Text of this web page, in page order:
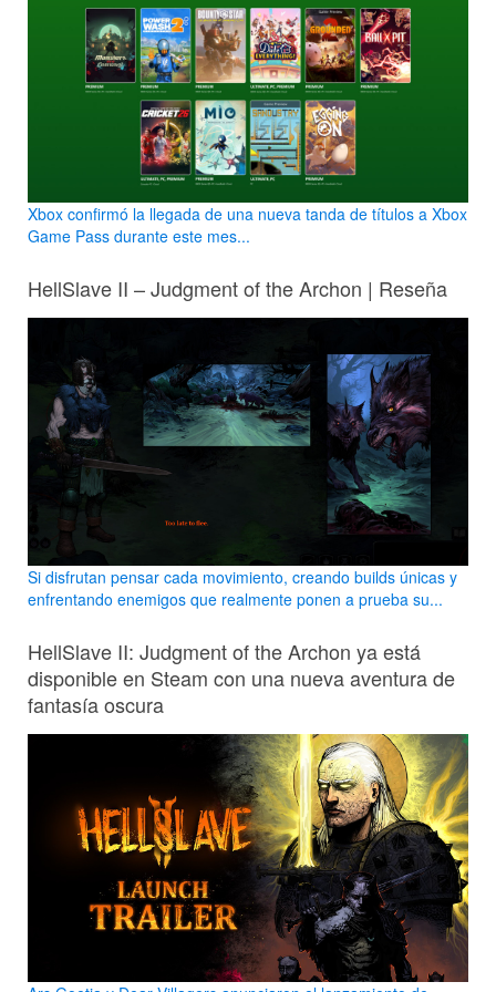
Xbox confirmó la llegada de una nueva tanda de títulos a Xbox
Game Pass durante este mes...
HellSlave II – Judgment of the Archon | Reseña
Si disfrutan pensar cada movimiento, creando builds únicas y
enfrentando enemigos que realmente ponen a prueba su...
HellSlave II: Judgment of the Archon ya está
disponible en Steam con una nueva aventura de
fantasía oscura